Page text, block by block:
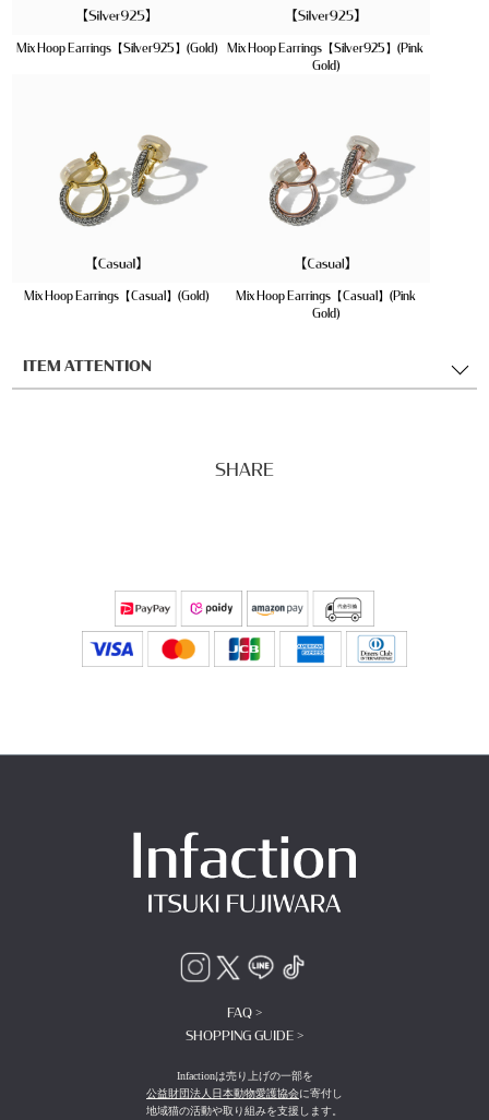
Mix Hoop Earrings【Silver925】(Gold)
Mix Hoop Earrings【Silver925】(Pink
Gold)
Mix Hoop Earrings【Casual】(Gold)
Mix Hoop Earrings【Casual】(Pink
Gold)
ITEM ATTENTION
SHARE
FAQ >
SHOPPING GUIDE >
Infactionは売り上げの一部を
公益財団法人日本動物愛護協会に寄付し
地域猫の活動や取り組みを支援します。